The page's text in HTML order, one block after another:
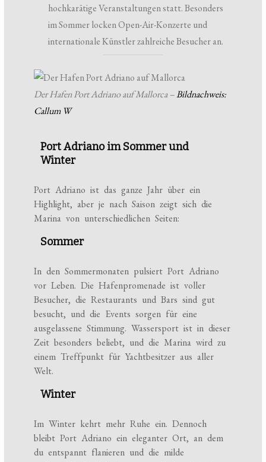
hochkarätige Veranstaltungen statt. Besonders
im Sommer locken Open-Air-Konzerte und
internationale Künstler zahlreiche Besucher an.
Der Hafen Port Adriano auf Mallorca –Bildnachweis:
Callum W
Port Adriano im Sommer und
Winter
Port Adriano ist das ganze Jahr über ein
Highlight, aber je nach Saison zeigt sich die
Marina von unterschiedlichen Seiten:
Sommer
In den Sommermonaten pulsiert Port Adriano
vor Leben. Die Hafenpromenade ist voller
Besucher, die Restaurants und Bars sind gut
besucht, und die Events sorgen für eine
ausgelassene Stimmung. Wassersport ist in dieser
Zeit besonders beliebt, und die Marina wird zu
einem Treffpunkt für Yachtbesitzer aus aller
Welt.
Winter
Im Winter kehrt mehr Ruhe ein. Dennoch
bleibt Port Adriano ein eleganter Ort, an dem
du entspannt flanieren und die milde